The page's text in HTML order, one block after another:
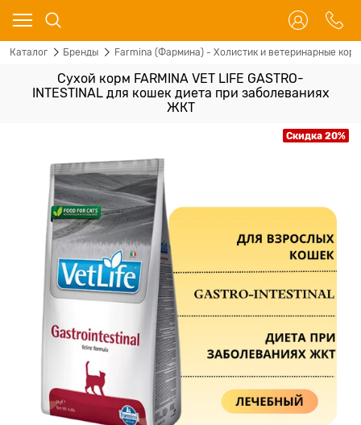
Каталог Бренды Farmina (Фармина) - Холистик и ветеринарные
Сухой корм FARMINA VET LIFE GASTRO-
INTESTINAL для кошек диета при заболеваниях
ЖКТ
Скидка 20%